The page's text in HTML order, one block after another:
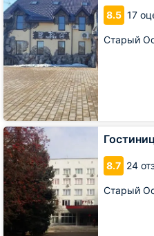
8.5 17
Старый
место
8.7 24
Старый
Гостиница
Русь